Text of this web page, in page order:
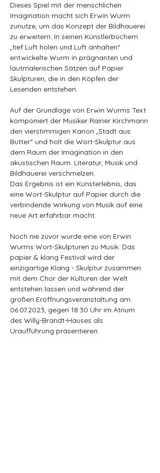
Dieses Spiel mit der menschlichen
Imagination macht sich Erwin Wurm
zunutze, um das Konzept der Bildhauerei
zu erweitern. In seinen Künstlerbüchern
„tief Luft holen und Luft anhalten“
entwickelte Wurm in prägnanten und
lautmalerischen Sätzen auf Papier
Skulpturen, die in den Köpfen der
Lesenden entstehen.
Auf der Grundlage von Erwin Wurms Text
komponiert der Musiker Rainer Kirchmann
den vierstimmigen Kanon „Stadt aus
Butter“ und holt die Wort-Skulptur aus
dem Raum der Imagination in den
akustischen Raum. Literatur, Musik und
Bildhauerei verschmelzen.
Das Ergebnis ist ein Kunsterlebnis, das
eine Wort-Skulptur auf Papier durch die
verbindende Wirkung von Musik auf eine
neue Art erfahrbar macht.
Noch nie zuvor wurde eine von Erwin
Wurms Wort-Skulpturen zu Musik. Das
papier & klang Festival wird der
einzigartige Klang - Skulptur zusammen
mit dem Chor der Kulturen der Welt
entstehen lassen und während der
großen Eröffnungsveranstaltung am
06.07.2023, gegen 18:30 Uhr im Atrium
des Willy-Brandt-Hauses als
Uraufführung präsentieren.